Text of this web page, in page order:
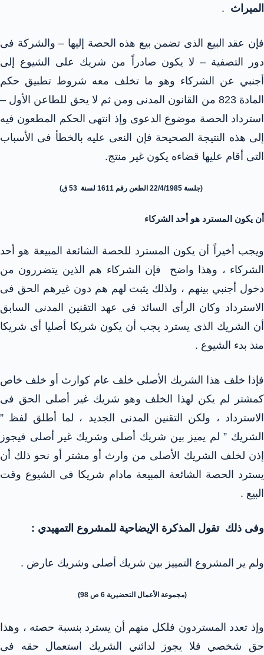
الميراث .
فإن عقد البيع الذى تضمن بيع هذه الحصة إليها – والشركة فى
دور التصفية – لا يكون صادراً من شريك على الشيوع إلى
أجنبي عن الشركاء وهو ما تخلف معه شروط تطبيق حكم
المادة 823 من القانون المدنى ومن ثم لا يحق للطاعن الأول –
استرداد الحصة موضوع الدعوى وإذ انتهى الحكم المطعون فيه
إلى هذه النتيجة الصحيحة فإن النعى عليه بالخطأ فى الأسباب
التى أقام عليها قضاءه يكون غير منتج.
(جلسة 22/4/1985 الطعن رقم 1611 لسنة 53 ق)
أن يكون المسترد هو أحد الشركاء
ويجب أخيراً أن يكون المسترد للحصة الشائعة المبيعة هو أحد
الشركاء ، وهذا واضح فإن الشركاء هم الذين يتضررون من
دخول أجنبي بينهم ، ولذلك يثبت لهم هم دون غيرهم الحق فى
الاسترداد وكان الرأى السائد فى عهد التقنين المدنى السابق
أن الشريك الذى يسترد يجب أن يكون شريكا أصليا أى شريكا
منذ بدء الشيوع .
فإذا خلف هذا الشريك الأصلى خلف عام كوارث أو خلف خاص
كمشتر لم يكن لهذا الخلف وهو شريك غير أصلى الحق فى
الاسترداد ، ولكن التقنين المدنى الجديد ، لما أطلق لفظ ”
الشريك ” لم يميز بين شريك أصلى وشريك غير أصلى فيجوز
إذن لخلف الشريك الأصلى من وارث أو مشتر أو نحو ذلك أن
يسترد الحصة الشائعة المبيعة مادام شريكا فى الشيوع وقت
البيع .
وفى ذلك تقول المذكرة الإيضاحية للمشروع التمهيدي :
ولم ير المشروع التمييز بين شريك أصلى وشريك عارض .
(مجموعة الأعمال التحضيرية 6 ص 98)
وإذ تعدد المستردون فلكل منهم أن يسترد بنسبة حصته ، وهذا
حق شخصي فلا يجوز لدائني الشريك استعمال حقه فى